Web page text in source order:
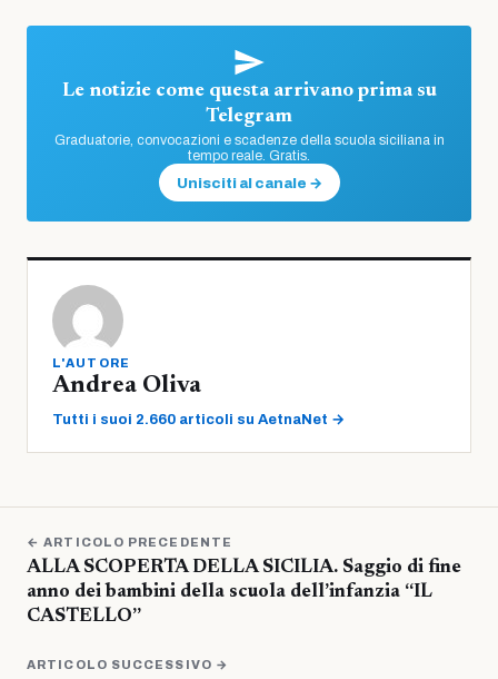
Le notizie come questa arrivano prima su
Telegram
Graduatorie, convocazioni e scadenze della scuola siciliana in
tempo reale. Gratis.
Unisciti al canale →
L'AUTORE
Andrea Oliva
Tutti i suoi 2.660 articoli su AetnaNet →
← ARTICOLO PRECEDENTE
ALLA SCOPERTA DELLA SICILIA. Saggio di fine
anno dei bambini della scuola dell’infanzia “IL
CASTELLO”
ARTICOLO SUCCESSIVO →